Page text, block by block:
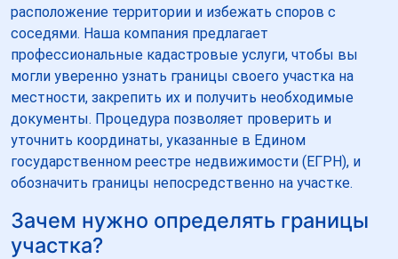
расположение территории и избежать споров с
соседями. Наша компания предлагает
профессиональные кадастровые услуги, чтобы вы
могли уверенно узнать границы своего участка на
местности, закрепить их и получить необходимые
документы. Процедура позволяет проверить и
уточнить координаты, указанные в Едином
государственном реестре недвижимости (ЕГРН), и
обозначить границы непосредственно на участке.
Зачем нужно определять границы
участка?